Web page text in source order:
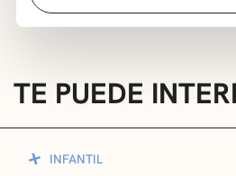
TE PUEDE
INFANTIL